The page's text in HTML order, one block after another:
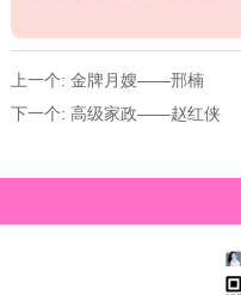
上一个: 金牌月嫂——邢楠
下一个: 高级家政——赵红侠